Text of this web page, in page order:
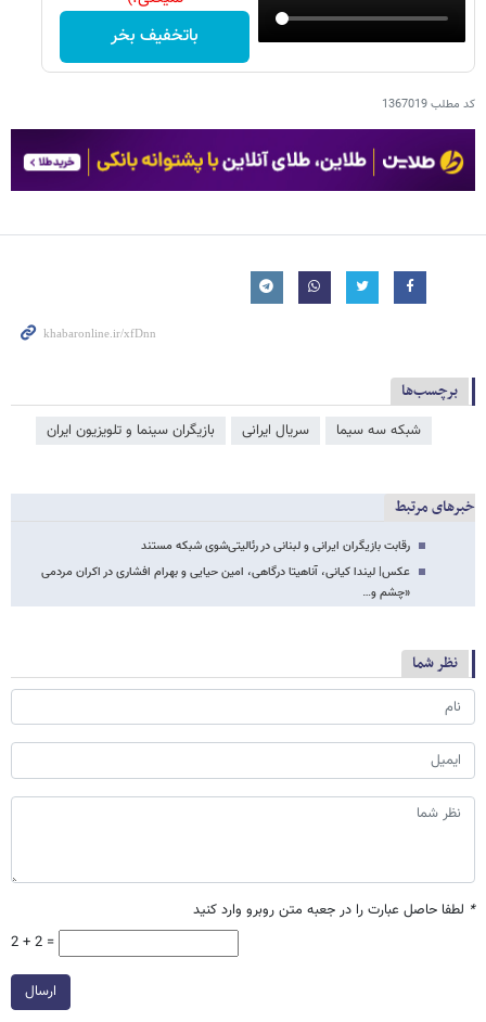
باتخفیف بخر
کد مطلب1367019
برچسب‌ها
شبکه سه سیما سریال ایرانی بازیگران سینما و تلویزیون ایران
خبرهای مرتبط
رقابت بازیگران ایرانی و لبنانی در رئالیتی‌شوی شبکه مستند
عکس| لیندا کیانی، آناهیتا درگاهی، امین حیایی و بهرام افشاری در اکران مردمی
«چشم و…
نظر شما
* لطفا حاصل عبارت را در جعبه متن روبرو وارد کنید
2 + 2 =
ارسال